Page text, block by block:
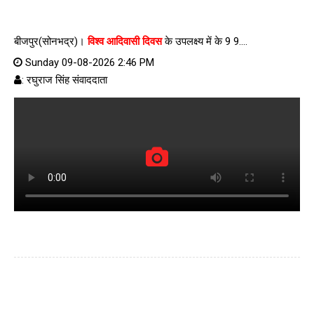
बीजपुर(सोनभद्र)।विश्व आदिवासी दिवसके उपलक्ष्य में के 9 9....
Sunday 09-08-2026 2:46 PM
: रघुराज सिंह संवाददाता